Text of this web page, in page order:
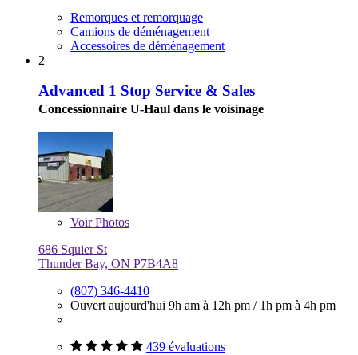
Remorques et remorquage
Camions de déménagement
Accessoires de déménagement
2
Advanced 1 Stop Service & Sales
Concessionnaire U-Haul dans le voisinage
VoirPhotos
686 Squier St
Thunder Bay, ON P7B4A8
(807) 346-4410
Ouvert aujourd'hui 9h am à 12h pm / 1h pm à 4h pm
439 évaluations